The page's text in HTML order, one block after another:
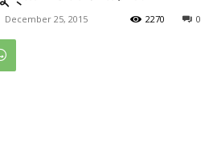
December 25, 2015 0
2270